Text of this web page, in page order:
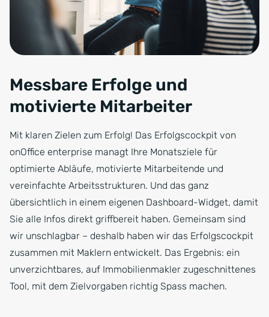
Messbare Erfolge und
motivierte Mitarbeiter
Mit klaren Zielen zum Erfolg! Das Erfolgscockpit von
onOffice enterprise managt Ihre Monatsziele für
optimierte Abläufe, motivierte Mitarbeitende und
vereinfachte Arbeitsstrukturen. Und das ganz
übersichtlich in einem eigenen Dashboard-Widget, damit
Sie alle Infos direkt griffbereit haben. Gemeinsam sind
wir unschlagbar – deshalb haben wir das Erfolgscockpit
zusammen mit Maklern entwickelt. Das Ergebnis: ein
unverzichtbares, auf Immobilienmakler zugeschnittenes
Tool, mit dem Zielvorgaben richtig Spass machen.